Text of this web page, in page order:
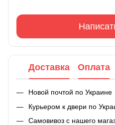
Доставка Оплата
Новой почтой по
Курьером к двери по
Самовивоз с нашего